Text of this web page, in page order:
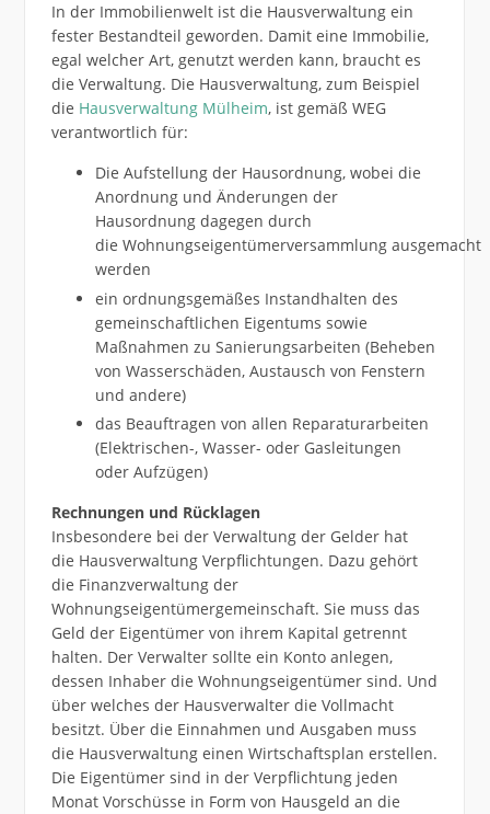
In der Immobilienwelt ist die Hausverwaltung ein
fester Bestandteil geworden. Damit eine Immobilie,
egal welcher Art, genutzt werden kann, braucht es
die Verwaltung. Die Hausverwaltung, zum Beispiel
die Hausverwaltung Mülheim, ist gemäß WEG
verantwortlich für:
Die Aufstellung der Hausordnung, wobei die
Anordnung und Änderungen der
Hausordnung dagegen durch
die Wohnungseigentümerversammlung ausgemacht
werden
ein ordnungsgemäßes Instandhalten des
gemeinschaftlichen Eigentums sowie
Maßnahmen zu Sanierungsarbeiten (Beheben
von Wasserschäden, Austausch von Fenstern
und andere)
das Beauftragen von allen Reparaturarbeiten
(Elektrischen-, Wasser- oder Gasleitungen
oder Aufzügen)
Rechnungen und Rücklagen
Insbesondere bei der Verwaltung der Gelder hat
die Hausverwaltung Verpflichtungen. Dazu gehört
die Finanzverwaltung der
Wohnungseigentümergemeinschaft. Sie muss das
Geld der Eigentümer von ihrem Kapital getrennt
halten. Der Verwalter sollte ein Konto anlegen,
dessen Inhaber die Wohnungseigentümer sind. Und
über welches der Hausverwalter die Vollmacht
besitzt. Über die Einnahmen und Ausgaben muss
die Hausverwaltung einen Wirtschaftsplan erstellen.
Die Eigentümer sind in der Verpflichtung jeden
Monat Vorschüsse in Form von Hausgeld an die